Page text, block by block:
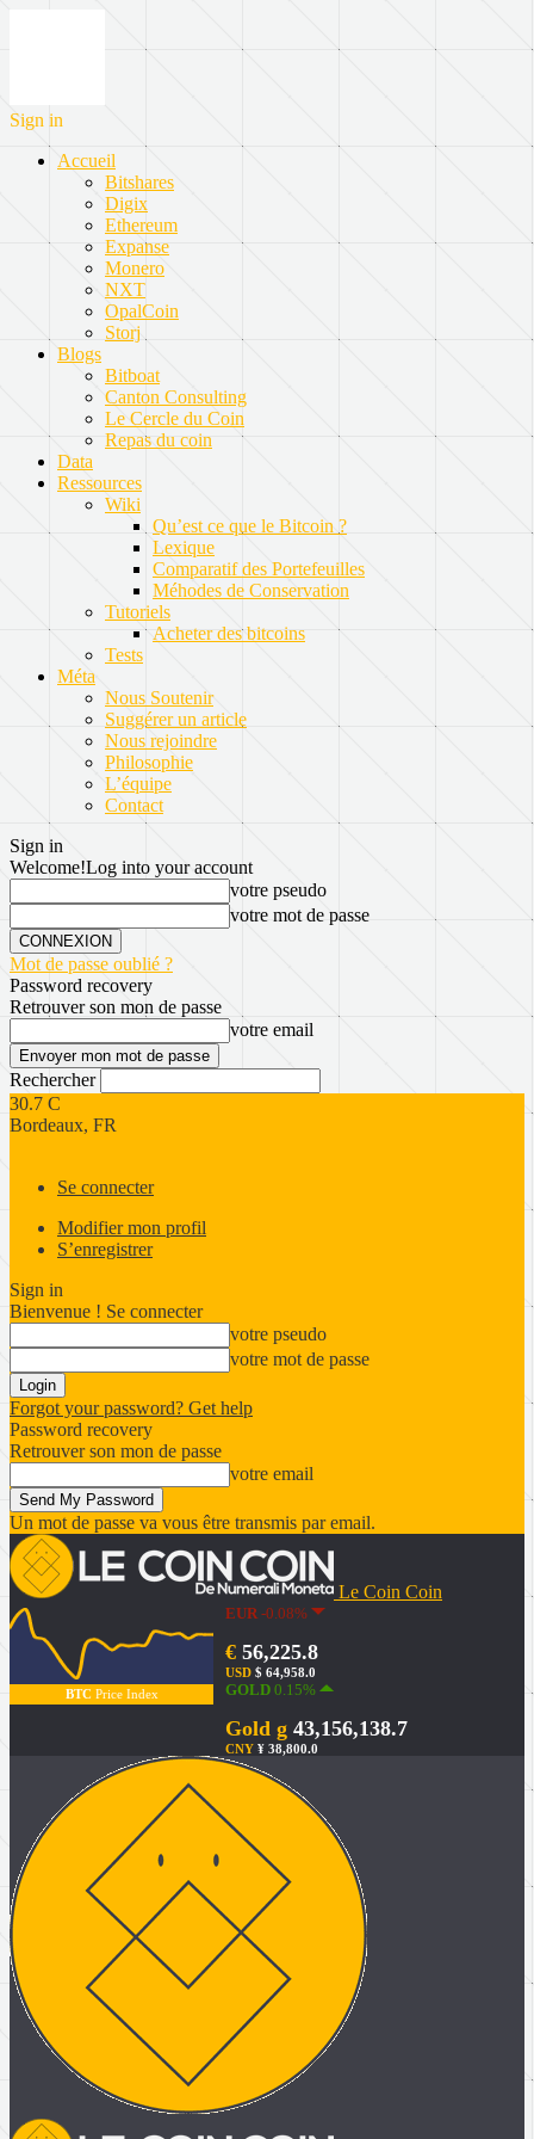
Sign in
Accueil
Bitshares
Digix
Ethereum
Expanse
Monero
NXT
OpalCoin
Storj
Blogs
Bitboat
Canton Consulting
Le Cercle du Coin
Repas du coin
Data
Ressources
Wiki
Qu’est ce que le Bitcoin ?
Lexique
Comparatif des Portefeuilles
Méhodes de Conservation
Tutoriels
Acheter des bitcoins
Tests
Méta
Nous Soutenir
Suggérer un article
Nous rejoindre
Philosophie
L’équipe
Contact
Sign in
Welcome!Log into your account
votre pseudo
votre mot de passe
Mot de passe oublié ?
Password recovery
Retrouver son mon de passe
votre email
Rechercher
30.7 C
Bordeaux, FR
Se connecter
Modifier mon profil
S’enregistrer
Sign in
Bienvenue ! Se connecter
votre pseudo
votre mot de passe
Forgot your password? Get help
Password recovery
Retrouver son mon de passe
votre email
Un mot de passe va vous être transmis par email.
Le Coin Coin
BTCPrice Index
EUR-0.08%
€ 56,225.8
USD $ 64,958.0
GOLD 0.15%
Gold g 43,156,138.7
CNY ¥ 38,800.0